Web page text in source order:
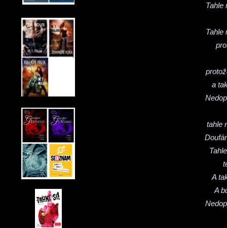
Tahle
Tahle
a
tahle
A
A